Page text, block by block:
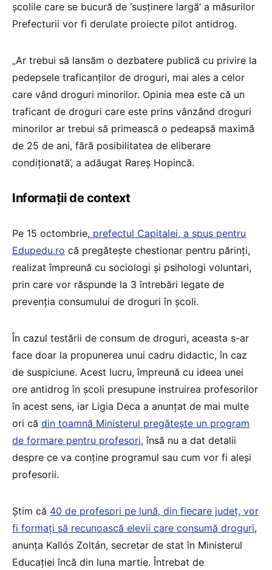
şcolile care se bucură de ‘susţinere largă’ a măsurilor
Prefecturii vor fi derulate proiecte pilot antidrog.
„Ar trebui să lansăm o dezbatere publică cu privire la
pedepsele traficanţilor de droguri, mai ales a celor
care vând droguri minorilor. Opinia mea este că un
traficant de droguri care este prins vânzând droguri
minorilor ar trebui să primească o pedeapsă maximă
de 25 de ani, fără posibilitatea de eliberare
condiţionată’, a adăugat Rareş Hopincă.
Informații de context
Pe 15 octombrie, prefectul Capitalei, a spus pentru
Edupedu.ro că pregătește chestionar pentru părinți,
realizat împreună cu sociologi și psihologi voluntari,
prin care vor răspunde la 3 întrebări legate de
prevenția consumului de droguri în școli.
În cazul testării de consum de droguri, aceasta s-ar
face doar la propunerea unui cadru didactic, în caz
de suspiciune. Acest lucru, împreună cu ideea unei
ore antidrog în școli presupune instruirea profesorilor
în acest sens, iar Ligia Deca a anunțat de mai multe
ori că din toamnă Ministerul pregătește un program
de formare pentru profesori, însă nu a dat detalii
despre ce va conține programul sau cum vor fi aleși
profesorii.
Știm că 40 de profesori pe lună, din fiecare județ, vor
fi formați să recunoască elevii care consumă droguri,
anunța Kallós Zoltán, secretar de stat în Ministerul
Educației încă din luna martie. Întrebat de